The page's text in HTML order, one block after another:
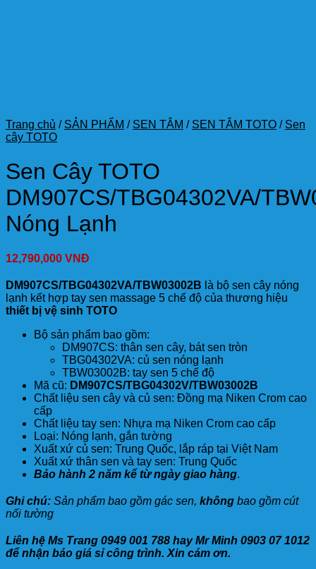
Trang chủ / SẢN PHẨM / SEN TẮM / SEN TẮM TOTO / Sen
cây TOTO
Sen Cây TOTO
DM907CS/TBG04302VA/
Nóng Lạnh
12,790,000 VNĐ
DM907CS/TBG04302VA/TBW03002B là bộ sen cây nóng
lạnh kết hợp tay sen massage 5 chế độ của thương hiệu
thiết bị vệ sinh TOTO
Bộ sản phẩm bao gồm:
DM907CS: thân sen cây, bát sen tròn
TBG04302VA: củ sen nóng lạnh
TBW03002B: tay sen 5 chế độ
Mã cũ: DM907CS/TBG04302V/TBW03002B
Chất liệu sen cây và củ sen: Đồng mạ Niken Crom cao
cấp
Chất liệu tay sen: Nhựa mạ Niken Crom cao cấp
Loại: Nóng lạnh, gắn tường
Xuất xứ củ sen: Trung Quốc, lắp ráp tại Việt Nam
Xuất xứ thân sen và tay sen: Trung Quốc
Bảo hành 2 năm kể từ ngày giao hàng.
Ghi chú: Sản phẩm bao gồm gác sen, không bao gồm cút
nối tường
Liên hệ Ms Trang 0949 001 788 hay Mr Minh 0903 07 1012
để nhận báo giá sỉ công trình. Xin cám ơn.